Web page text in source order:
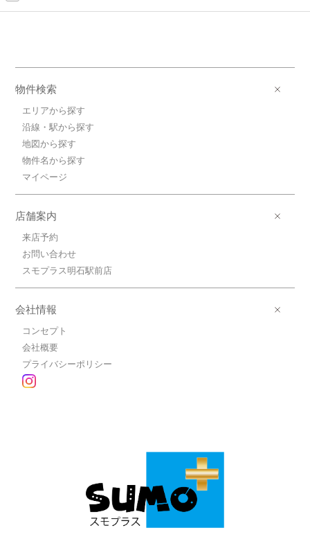
物件検索
エリアから探す
沿線・駅から探す
地図から探す
物件名から探す
マイページ
店舗案内
来店予約
お問い合わせ
スモプラス明石駅前店
会社情報
コンセプト
会社概要
プライバシーポリシー